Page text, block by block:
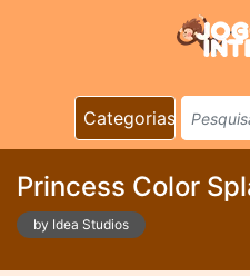
Categorias
Princess Color
by Idea Studios